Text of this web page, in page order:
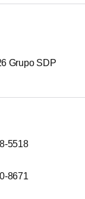
Grupo SDP
5518
8671